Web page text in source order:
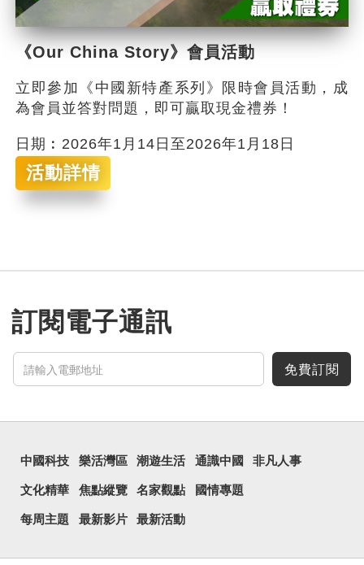
《Our China Story》會員活動
立即參加《中國新特產系列》限時會員活動，成
為會員並答對問題，即可贏取現金禮券！
日期︰2026年1月14日至2026年1月18日
活動詳情
訂閱電子通訊
免費訂閱
中國科技 樂活灣區 潮遊生活 通識中國 非凡人事
文化精華 焦點縱覽 名家觀點 國情專題
每周主題 最新影片 最新活動